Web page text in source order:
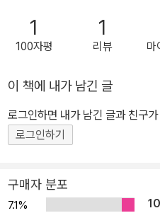
1
100자평
1
리뷰 마
이 책에 내가 남긴 글
로그인하면 내가 남긴 글과 친구
로그인하기
구매자 분포
7.1%